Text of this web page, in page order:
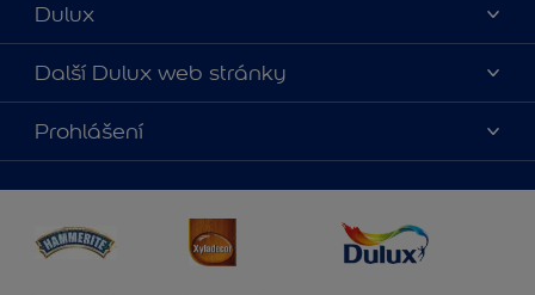
Dulux
O nás
Kontaktujte nás
Najít obchod
Další Dulux web stránky
duluxmalir.cz
duluxmaliar.sk
duluxprodejnabarev.cz
duluxpredajnafarieb.sk
Prohlášení